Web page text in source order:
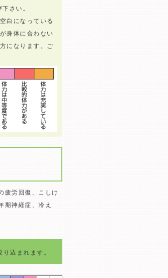
下さい。
白になっている
身体に合わない
になります。ご
疲労回復、こしけ
期神経症、冷え
込まれます。